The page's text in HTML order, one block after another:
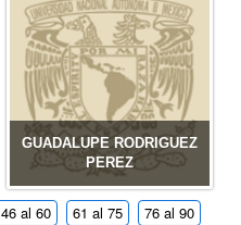
GUADALUPE RODRIGUEZ
PEREZ
46 al 60 61 al 75
76 al 90